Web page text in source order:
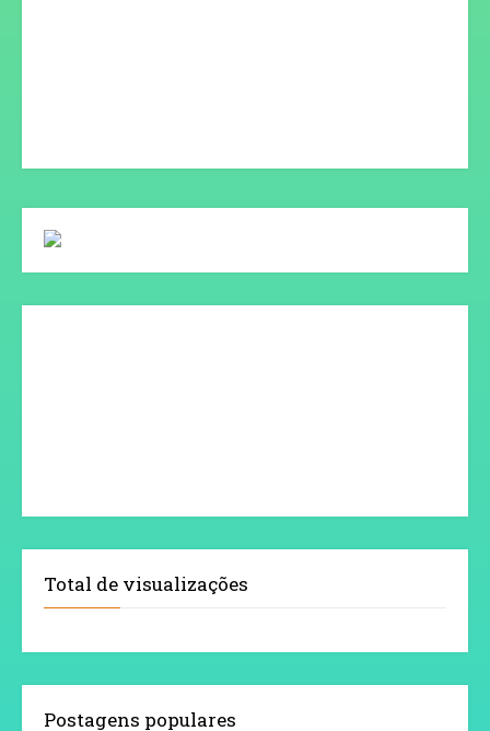
Total de visualizações
Postagens populares